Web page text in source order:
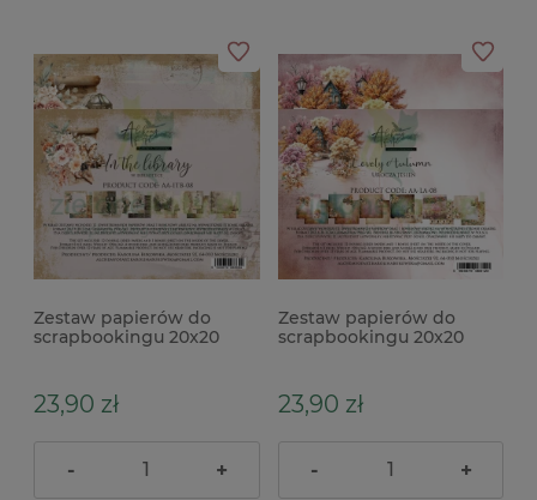
Zestaw papierów do
scrapbookingu 20x20
23,90 zł
- +
Zestaw papierów do
scrapbookingu 20x20
23,90 zł
- +